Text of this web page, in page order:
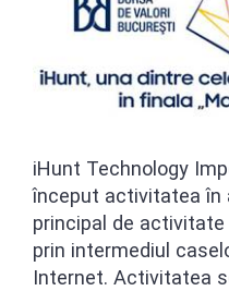
iHunt Technology
început activitatea în
principal de
prin intermediul
Internet. Activitatea